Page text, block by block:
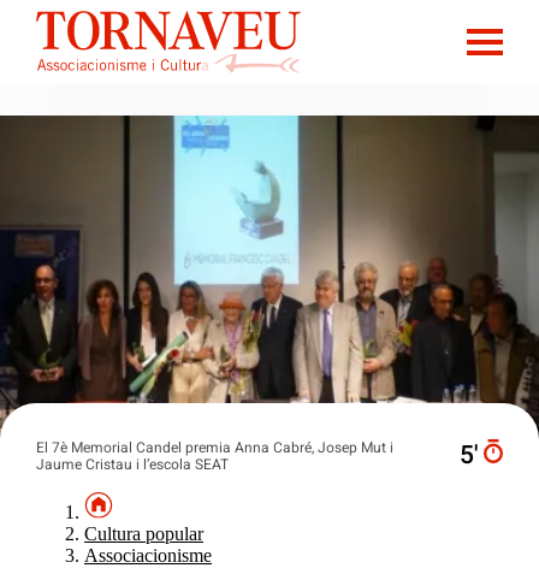
El 7è Memorial Candel premia Anna Cabré, Josep Mut i
Jaume Cristau i l’escola SEAT
5′
Cultura popular
Associacionisme